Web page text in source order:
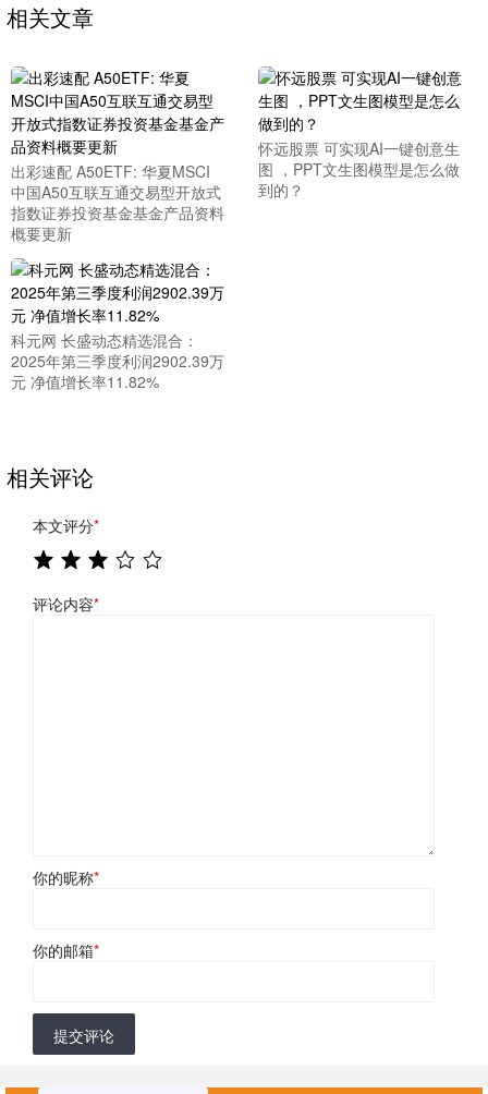
相关文章
出彩速配 A50ETF: 华夏MSCI
中国A50互联互通交易型开放式
指数证券投资基金基金产品资料
概要更新
怀远股票 可实现AI一键创意生
图 ，PPT文生图模型是怎么做
到的？
科元网 长盛动态精选混合：
2025年第三季度利润2902.39万
元 净值增长率11.82%
相关评论
本文评分*
评论内容*
你的昵称*
你的邮箱*
提交评论